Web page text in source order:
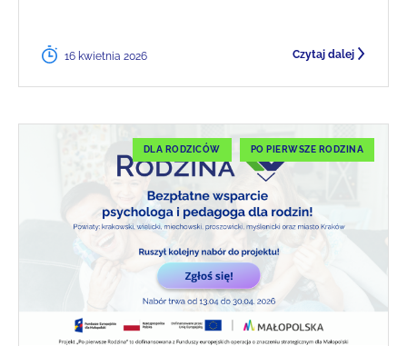
16 kwietnia 2026 Czytaj dalej
DLA RODZICÓW PO PIERWSZE RODZINA